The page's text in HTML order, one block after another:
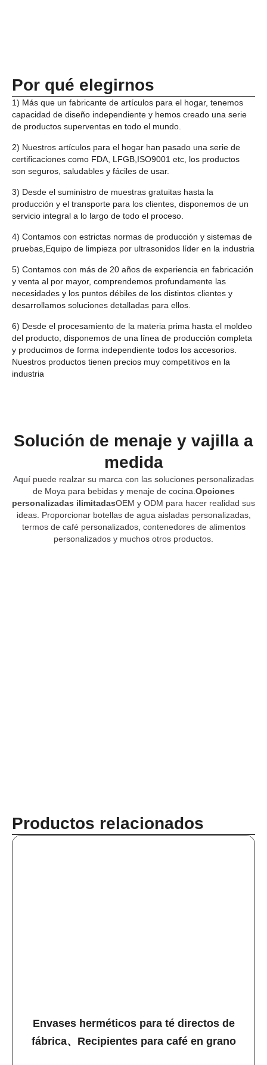
Por qué elegirnos
1) Más que un fabricante de artículos para el hogar, tenemos
capacidad de diseño independiente y hemos creado una serie
de productos superventas en todo el mundo.
2) Nuestros artículos para el hogar han pasado una serie de
certificaciones como FDA, LFGB,ISO9001 etc, los productos
son seguros, saludables y fáciles de usar.
3) Desde el suministro de muestras gratuitas hasta la
producción y el transporte para los clientes, disponemos de un
servicio integral a lo largo de todo el proceso.
4) Contamos con estrictas normas de producción y sistemas de
pruebas,Equipo de limpieza por ultrasonidos líder en la industria
5) Contamos con más de 20 años de experiencia en fabricación
y venta al por mayor, comprendemos profundamente las
necesidades y los puntos débiles de los distintos clientes y
desarrollamos soluciones detalladas para ellos.
6) Desde el procesamiento de la materia prima hasta el moldeo
del producto, disponemos de una línea de producción completa
y producimos de forma independiente todos los accesorios.
Nuestros productos tienen precios muy competitivos en la
industria
Solución de menaje y vajilla a
medida
Aquí puede realzar su marca con las soluciones personalizadas
de Moya para bebidas y menaje de cocina. Opciones
personalizadas ilimitadasOEM y ODM para hacer realidad sus
ideas. Proporcionar botellas de agua aisladas personalizadas,
termos de café personalizados, contenedores de alimentos
personalizados y muchos otros productos.
Productos relacionados
Envases herméticos para té directos de
fábrica、Recipientes para café en grano